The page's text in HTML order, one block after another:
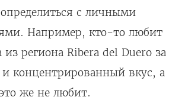
с личными
Например, кто-то любит
региона Ribera del Duero за
концентрированный вкус, а
же не любит.